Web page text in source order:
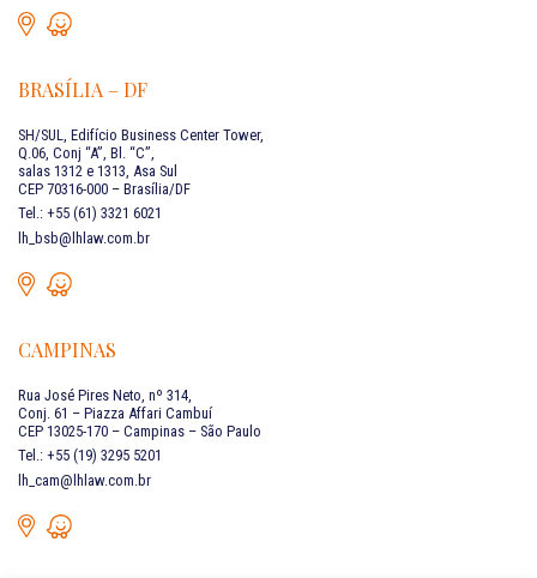
BRASÍLIA – DF
SH/SUL, Edifício Business Center Tower,
Q.06, Conj “A”, Bl. “C”,
salas 1312 e 1313, Asa Sul
CEP 70316-000 – Brasília/DF
Tel.: +55 (61) 3321 6021
lh_bsb@lhlaw.com.br
CAMPINAS
Rua José Pires Neto, nº 314,
Conj. 61 – Piazza Affari Cambuí
CEP 13025-170 – Campinas – São Paulo
Tel.: +55 (19) 3295 5201
lh_cam@lhlaw.com.br